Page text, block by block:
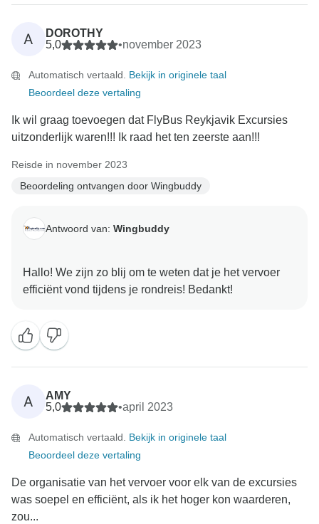
A
DOROTHY
5,0
•november 2023
Automatisch vertaald. Bekijk in originele taal
Beoordeel deze vertaling
Ik wil graag toevoegen dat FlyBus Reykjavik Excursies
uitzonderlijk waren!!! Ik raad het ten zeerste aan!!!
Reisde in november 2023
Beoordeling ontvangen door Wingbuddy
Antwoord van: Wingbuddy
Hallo! We zijn zo blij om te weten dat je het vervoer
A
AMY
5,0
•april 2023
Automatisch vertaald. Bekijk in originele taal
Beoordeel deze vertaling
De organisatie van het vervoer voor elk van de excursies
was soepel en efficiënt, als ik het hoger kon waarderen,
zou...